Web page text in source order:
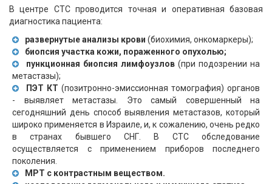
В центре СТС проводится точная и оперативная базовая
диагностика пациента:
развернутые анализы крови (биохимия, онкомаркеры);
биопсия участка кожи, пораженного опухолью;
пункционная биопсия лимфоузлов(при подозрении на
метастазы);
ПЭТ КТ (позитронно-эмиссионная томография) органов
- выявляет метастазы. Это самый совершенный на
сегодняшний день способ выявления метастазов, который
широко применяется в Израиле, и, к сожалению, очень редко
в странах бывшего СНГ. В СТС обследование
осуществляется с применением приборов последнего
поколения.
МРТ с контрастным веществом.